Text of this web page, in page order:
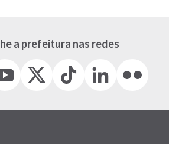
a prefeitura nas redes
(Antigo
(link
Tiktok
(link
em
LinkedIn
(link
em
(link
em